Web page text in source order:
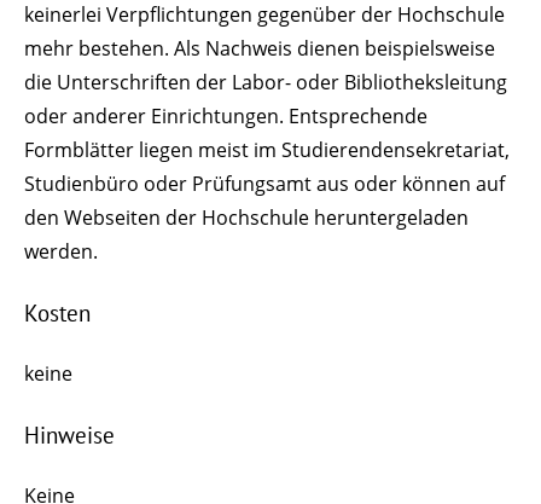
keinerlei Verpflichtungen gegenüber der Hochschule
mehr bestehen. Als Nachweis dienen beispielsweise
die Unterschriften der Labor- oder Bibliotheksleitung
oder anderer Einrichtungen. Entsprechende
Formblätter liegen meist im Studierendensekretariat,
Studienbüro oder Prüfungsamt aus oder können auf
den Webseiten der Hochschule heruntergeladen
werden.
Kosten
keine
Hinweise
Keine